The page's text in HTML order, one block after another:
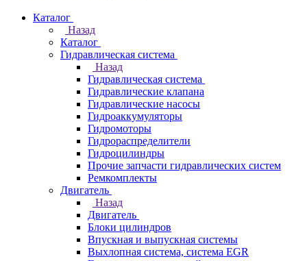
Каталог
Назад
Каталог
Гидравлическая система
Назад
Гидравлическая система
Гидравлические клапана
Гидравлические насосы
Гидроаккумуляторы
Гидромоторы
Гидрораспределители
Гидроцилиндры
Прочие запчасти гидравлических систем
Ремкомплекты
Двигатель
Назад
Двигатель
Блоки цилиндров
Впускная и выпускная системы
Выхлопная система, система EGR